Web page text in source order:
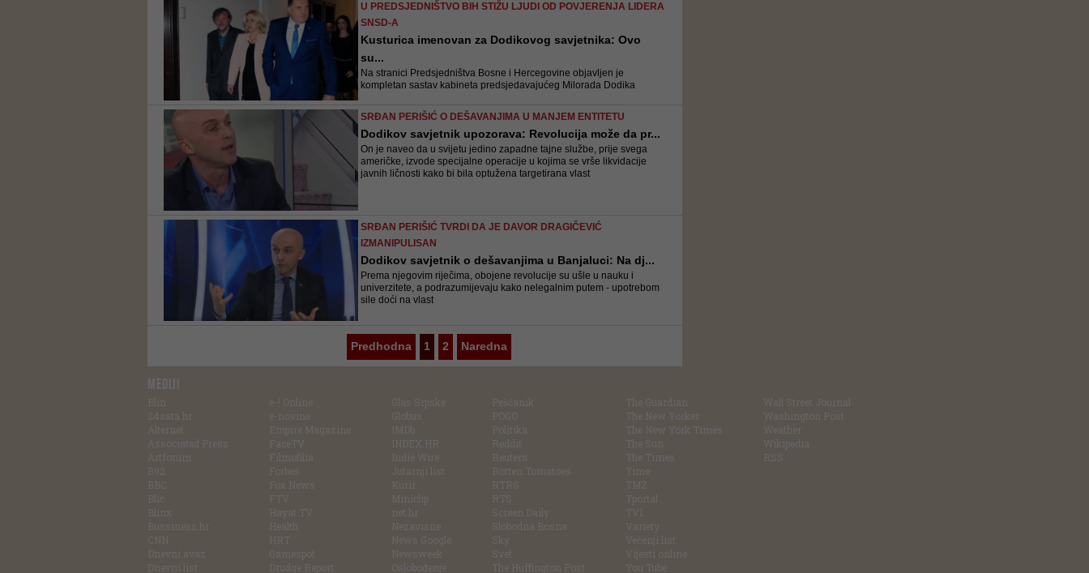
U PREDSJEDNIŠTVO BIH STIŽU LJUDI OD POVJERENJA LIDERA
SNSD-A
Kusturica imenovan za Dodikovog savjetnika: Ovo
su...
Na stranici Predsjedništva Bosne i Hercegovine objavljen je
kompletan sastav kabineta predsjedavajućeg Milorada Dodika
SRĐAN PERIŠIĆ O DEŠAVANJIMA U MANJEM ENTITETU
Dodikov savjetnik upozorava: Revolucija može da pr...
On je naveo da u svijetu jedino zapadne tajne službe, prije svega
američke, izvode specijalne operacije u kojima se vrše likvidacije
javnih ličnosti kako bi bila optužena targetirana vlast
SRĐAN PERIŠIĆ TVRDI DA JE DAVOR DRAGIČEVIĆ
IZMANIPULISAN
Dodikov savjetnik o dešavanjima u Banjaluci: Na dj...
Prema njegovim riječima, obojene revolucije su ušle u nauku i
univerzitete, a podrazumijevaju kako nelegalnim putem - upotrebom
sile doći na vlast
Predhodna 1 2 Naredna
MEDIJI
Blin
24sata.hr
Alternet
Associated Press
Artforum
B92
BBC
Blic
Blinx
Bussiness.hr
CNN
Dnevni avaz
Dnevni list
e-! Online
e-novine
Empire Magazine
FaceTV
Filmofilia
Forbes
Fox News
FTV
Hayat TV
Health
HRT
Gamespot
Drudge Report
Glas Srpske
Globus
IMDb
INDEX.HR
Indie Wire
Jutarnji list
Kurir
Miniclip
net.hr
Nezavisne
News Google
Newsweek
Oslobođenje
Pešćanik
POGO
Politika
Reddit
Reuters
Rotten Tomatoes
RTRS
RTS
Screen Daily
Slobodna Bosna
Sky
Svet
The Huffington Post
The Guardian
The New Yorker
The New York Times
The Sun
The Times
Time
TMZ
Tportal
TV1
Variety
Večenji list
Vijesti online
You Tube
Wall Street Journal
Washington Post
Weather
Wikipedia
RSS